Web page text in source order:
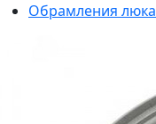
Обрамления люка